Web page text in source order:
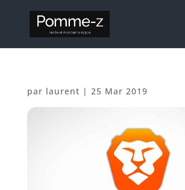
par laurent | 25 Mar 2019